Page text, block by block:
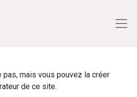
pas, mais vous pouvez la créer
de ce site.